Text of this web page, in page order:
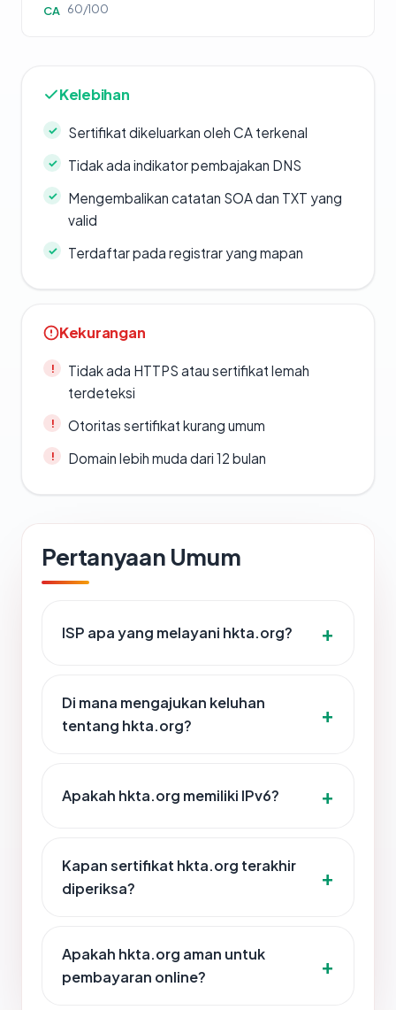
CA 60/100
Kelebihan
Sertifikat dikeluarkan oleh CA terkenal
Tidak ada indikator pembajakan DNS
Mengembalikan catatan SOA dan TXT yang
valid
Terdaftar pada registrar yang mapan
Kekurangan
Tidak ada HTTPS atau sertifikat lemah
terdeteksi
Otoritas sertifikat kurang umum
Domain lebih muda dari 12 bulan
Pertanyaan Umum
ISP apa yang melayani hkta.org?
Di mana mengajukan keluhan
tentang hkta.org?
Apakah hkta.org memiliki IPv6?
Kapan sertifikat hkta.org terakhir
diperiksa?
Apakah hkta.org aman untuk
pembayaran online?